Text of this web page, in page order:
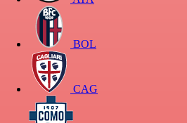
BOL
CAG